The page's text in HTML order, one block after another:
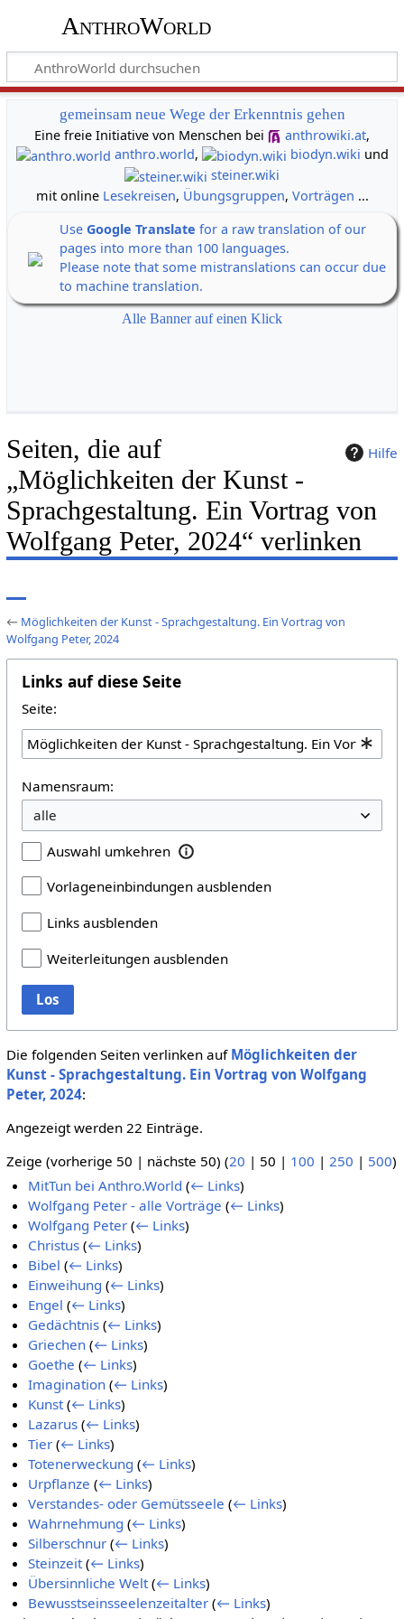
AnthroWorld
gemeinsam neue Wege der Erkenntnis gehen
Eine freie Initiative von Menschen bei
anthrowiki.at,
anthro.world, biodyn.wiki und
steiner.wiki
mit online Lesekreisen, Übungsgruppen, Vorträgen ...
Use Google Translate for a raw translation of our
pages into more than 100 languages.
Please note that some mistranslations can occur due
to machine translation.
Alle Banner auf einen Klick
Hilfe
Seiten, die auf
„Möglichkeiten der Kunst -
Sprachgestaltung. Ein Vortrag von
Wolfgang Peter, 2024“ verlinken
← Möglichkeiten der Kunst - Sprachgestaltung. Ein Vortrag von
Wolfgang Peter, 2024
Links auf diese Seite
Seite:
Namensraum:
Auswahl umkehren
Vorlageneinbindungen ausblenden
Links ausblenden
Weiterleitungen ausblenden
Los
Die folgenden Seiten verlinken auf Möglichkeiten der
Kunst - Sprachgestaltung. Ein Vortrag von Wolfgang
Peter, 2024:
Angezeigt werden 22 Einträge.
Zeige (vorherige 50 | nächste 50) (20 | 50 | 100 | 250 | 500)
MitTun bei Anthro.World (← Links)
Wolfgang Peter - alle Vorträge (← Links)
Wolfgang Peter (← Links)
Christus (← Links)
Bibel (← Links)
Einweihung (← Links)
Engel (← Links)
Gedächtnis (← Links)
Griechen (← Links)
Goethe (← Links)
Imagination (← Links)
Kunst (← Links)
Lazarus (← Links)
Tier (← Links)
Totenerweckung (← Links)
Urpflanze (← Links)
Verstandes- oder Gemütsseele (← Links)
Wahrnehmung (← Links)
Silberschnur (← Links)
Steinzeit (← Links)
Übersinnliche Welt (← Links)
Bewusstseinsseelenzeitalter (← Links)